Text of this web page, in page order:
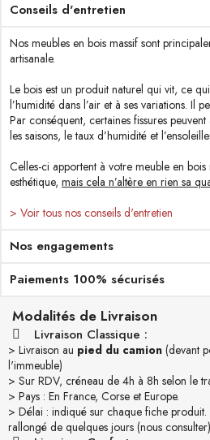
Conseils d'entretien
Nos meubles en bois massif sont
artisanale.
Le bois est un produit naturel qui vit, ce
l’humidité dans l’air et à ses variations. Il
Par conséquent, certaines fissures
les saisons, le taux d’humidité et
Celles-ci apportent à votre meuble en
esthétique, mais cela n’altère en rien sa
> Voir tous nos conseils d'entretien
Nos engagements
Paiements 100% sécurisés
Modalités de Livraison
Livraison Classique :
> Livraison au pied du camion (devant
l'immeuble)
> Sur RDV, créneau de 4h à 8h selon le
> Pays : En France, Corse et Europe.
> Délai : indiqué sur chaque fiche
rallongé de quelques jours (nous consulter)